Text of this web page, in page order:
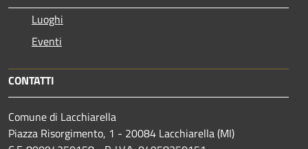
Luoghi
Eventi
CONTATTI
Comune di Lacchiarella
Piazza Risorgimento, 1 - 20084 Lacchiarella (MI)